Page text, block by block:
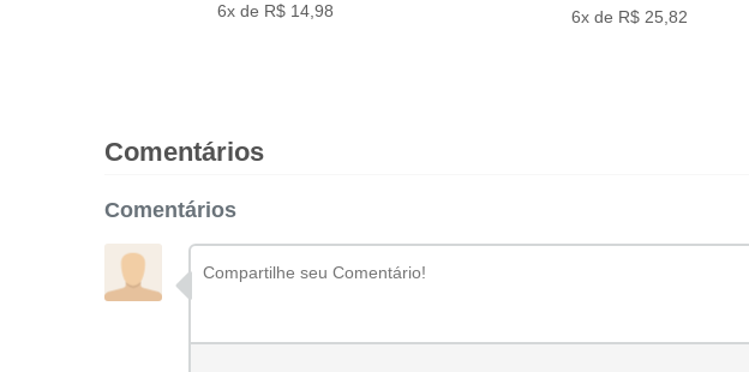
6x de R$ 14,98
6x de R$ 25,82
Comentários
Comentários